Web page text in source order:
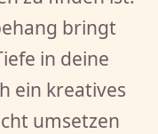
bringt
in deine
ein kreatives
umsetzen